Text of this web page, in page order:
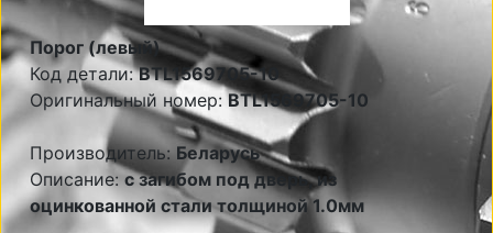
Порог (левый)
Код детали:BTL1569705-10
Оригинальный номер:BTL1569705-10
Производитель: Беларусь
Описание: с загибом под дверь, из
оцинкованной стали толщиной 1.0мм